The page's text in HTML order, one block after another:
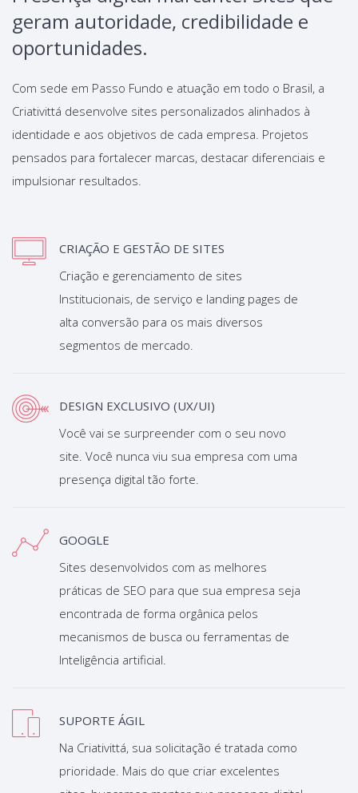
geram autoridade, credibilidade e
oportunidades.
Com sede em Passo Fundo e atuação em todo o Brasil, a
Criativittá desenvolve sites personalizados alinhados à
identidade e aos objetivos de cada empresa. Projetos
pensados para fortalecer marcas, destacar diferenciais e
impulsionar resultados.
CRIAÇÃO E GESTÃO DE SITES
Criação e gerenciamento de sites
Institucionais, de serviço e landing pages de
alta conversão para os mais diversos
segmentos de mercado.
DESIGN EXCLUSIVO (UX/UI)
Você vai se surpreender com o seu novo
site. Você nunca viu sua empresa com uma
presença digital tão forte.
GOOGLE
Sites desenvolvidos com as melhores
práticas de SEO para que sua empresa seja
encontrada de forma orgânica pelos
mecanismos de busca ou ferramentas de
Inteligência artificial.
SUPORTE ÁGIL
Na Criativittá, sua solicitação é tratada como
prioridade. Mais do que criar excelentes